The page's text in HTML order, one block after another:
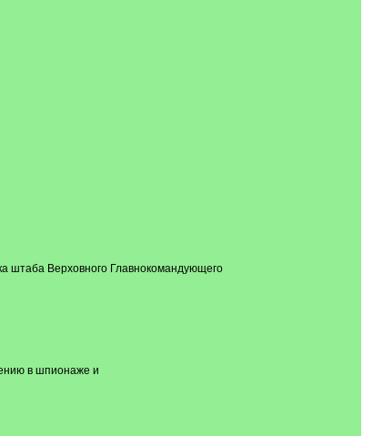
штаба Верховного Главнокомандующего
в шпионаже и